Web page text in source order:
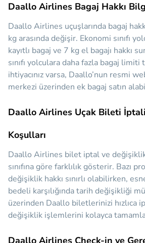
Daallo Airlines Bagaj Hakkı
Daallo Airlines uçuşlarında bagaj
kg arasında değişir. Ekonomi sınıfı
kayıtlı bagaj ve 7 kg el bagajı hakkı
sınıfı yolculara daha fazla bagaj limiti
ihtiyacınız varsa, Daallo’nun resmi
merkezi üzerinden ek bagaj satın
Daallo Airlines Uçak Bileti
Koşulları
Daallo Airlines bilet iptal ve
sınıfına göre farklılık gösterir. Bazı
değişiklik hakkı sınırlı olabilirken,
bedeli karşılığında tarih değişikliği
üzerinden Daallo biletlerinizi hızlıca
değişiklik işlemlerini kolayca
Daallo Airlines Check-in ve